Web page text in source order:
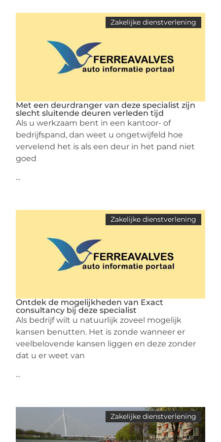
Zakelijke dienstverlening
Met een deurdranger van deze specialist zijn
slecht sluitende deuren verleden tijd
Als u werkzaam bent in een kantoor- of
bedrijfspand, dan weet u ongetwijfeld hoe
vervelend het is als een deur in het pand niet
goed
...
Zakelijke dienstverlening
Ontdek de mogelijkheden van Exact
consultancy bij deze specialist
Als bedrijf wilt u natuurlijk zoveel mogelijk
kansen benutten. Het is zonde wanneer er
veelbelovende kansen liggen en deze zonder
dat u er weet van
...
Zakelijke dienstverlening